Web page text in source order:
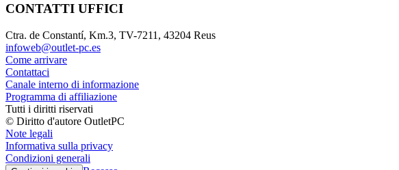
CONTATTI UFFICI
Ctra. de Constantí, Km.3, TV-7211, 43204 Reus
infoweb@outlet-pc.es
Come arrivare
Contattaci
Canale interno di informazione
Programma di affiliazione
Tutti i diritti riservati
© Diritto d'autore OutletPC
Note legali
Informativa sulla privacy
Condizioni generali